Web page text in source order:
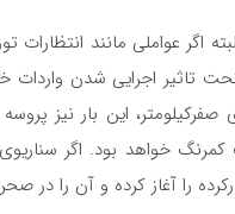
اگر عواملی مانند
تاثیر اجرایی شدن واردات
صفرکیلومتر، این بار نیز
کمرنگ خواهد بود. اگر
را آغاز کرده و آن را در